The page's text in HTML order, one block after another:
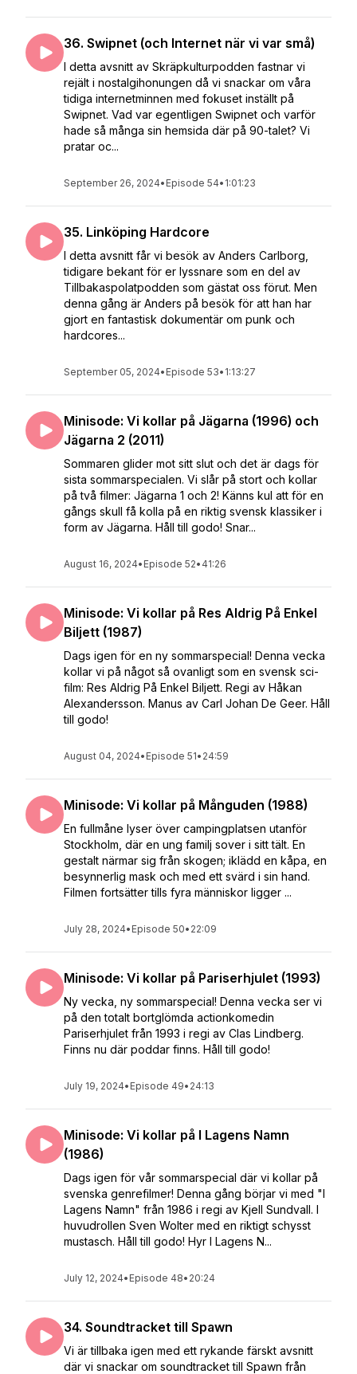
36. Swipnet (och Internet när vi var små)
I detta avsnitt av Skräpkulturpodden fastnar vi
rejält i nostalgihonungen då vi snackar om våra
tidiga internetminnen med fokuset inställt på
Swipnet. Vad var egentligen Swipnet och varför
hade så många sin hemsida där på 90-talet? Vi
pratar oc...
September 26, 2024• Episode 54• 1:01:23
35. Linköping Hardcore
I detta avsnitt får vi besök av Anders Carlborg,
tidigare bekant för er lyssnare som en del av
Tillbakaspolatpodden som gästat oss förut. Men
denna gång är Anders på besök för att han har
gjort en fantastisk dokumentär om punk och
hardcores...
September 05, 2024• Episode 53• 1:13:27
Minisode: Vi kollar på Jägarna (1996) och
Jägarna 2 (2011)
Sommaren glider mot sitt slut och det är dags för
sista sommarspecialen. Vi slår på stort och kollar
på två filmer: Jägarna 1 och 2! Känns kul att för en
gångs skull få kolla på en riktig svensk klassiker i
form av Jägarna. Håll till godo! Snar...
August 16, 2024• Episode 52• 41:26
Minisode: Vi kollar på Res Aldrig På Enkel
Biljett (1987)
Dags igen för en ny sommarspecial! Denna vecka
kollar vi på något så ovanligt som en svensk sci-
film: Res Aldrig På Enkel Biljett. Regi av Håkan
Alexandersson. Manus av Carl Johan De Geer. Håll
till godo!
August 04, 2024• Episode 51• 24:59
Minisode: Vi kollar på Månguden (1988)
En fullmåne lyser över campingplatsen utanför
Stockholm, där en ung familj sover i sitt tält. En
gestalt närmar sig från skogen; iklädd en kåpa, en
besynnerlig mask och med ett svärd i sin hand.
Filmen fortsätter tills fyra människor ligger ...
July 28, 2024• Episode 50• 22:09
Minisode: Vi kollar på Pariserhjulet (1993)
Ny vecka, ny sommarspecial! Denna vecka ser vi
på den totalt bortglömda actionkomedin
Pariserhjulet från 1993 i regi av Clas Lindberg.
Finns nu där poddar finns. Håll till godo!
July 19, 2024• Episode 49• 24:13
Minisode: Vi kollar på I Lagens Namn
(1986)
Dags igen för vår sommarspecial där vi kollar på
svenska genrefilmer! Denna gång börjar vi med "I
Lagens Namn" från 1986 i regi av Kjell Sundvall. I
huvudrollen Sven Wolter med en riktigt schysst
mustasch. Håll till godo! Hyr I Lagens N...
July 12, 2024• Episode 48• 20:24
34. Soundtracket till Spawn
Vi är tillbaka igen med ett rykande färskt avsnitt
där vi snackar om soundtracket till Spawn från